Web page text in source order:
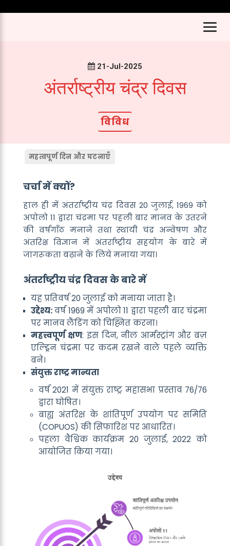
21-Jul-2025
अंतर्राष्ट्रीय चंद्र दिवस
विविध
महत्वपूर्ण दिन और घटनाएँ
चर्चा में क्यों?
हाल ही में अंतर्राष्ट्रीय चंद्र दिवस 20 जुलाई, 1969 को
अपोलो 11 द्वारा चंद्रमा पर पहली बार मानव के उतरने
की वर्षगाँठ मनाने तथा स्थायी चंद्र अन्वेषण और
अंतरिक्ष विज्ञान में अंतर्राष्ट्रीय सहयोग के बारे में
जागरूकता बढ़ाने के लिये मनाया गया।
अंतर्राष्ट्रीय चंद्र दिवस के बारे में
यह प्रतिवर्ष 20 जुलाई को मनाया जाता है।
उद्देश्य:वर्ष 1969 में अपोलो 11 द्वारा पहली बार चंद्रमा
पर मानव लैंडिंग को चिह्नित करना।
महत्त्वपूर्ण क्षण: इस दिन, नील आर्मस्ट्रांग और बज़
एल्ड्रिन चंद्रमा पर कदम रखने वाले पहले व्यक्ति
बने।
संयुक्त राष्ट्र मान्यता
वर्ष 2021 में संयुक्त राष्ट्र महासभा प्रस्ताव 76/76
द्वारा घोषित।
बाह्य अंतरिक्ष के शांतिपूर्ण उपयोग पर समिति
(COPUOS) की सिफारिश पर आधारित।
पहला वैश्विक कार्यक्रम 20 जुलाई, 2022 को
आयोजित किया गया।